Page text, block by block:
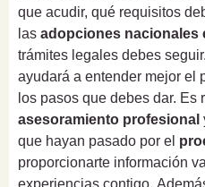
que acudir, qué requisitos
las adopciones nacionales
trámites legales debes
ayudará a entender mejor el
los pasos que debes dar. Es
asesoramiento profesional
que hayan pasado por el
proporcionarte información